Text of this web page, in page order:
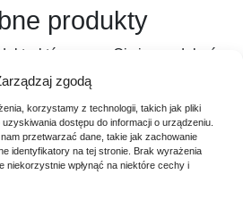
zgodą
korzystamy z technologii, takich jak pliki
dostępu do informacji o urządzeniu.
przetwarzać dane, takie jak zachowanie
identyfikatory na tej stronie. Brak wyrażenia
niekorzystnie wpłynąć na niektóre cechy i
produkty
które mogą Ci się spodobać